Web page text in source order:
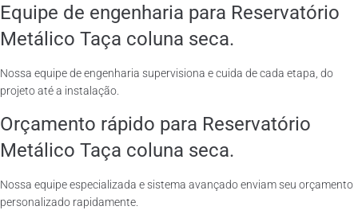
Equipe de engenharia para Reservatório
Metálico Taça coluna seca.
Nossa equipe de engenharia supervisiona e cuida de cada etapa, do
projeto até a instalação.
Orçamento rápido para Reservatório
Metálico Taça coluna seca.
Nossa equipe especializada e sistema avançado enviam seu orçamento
personalizado rapidamente.